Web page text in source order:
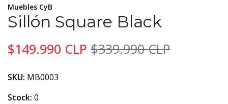
Muebles CyB
Sillón Square Black
$149.990 CLP $339.990 CLP
SKU: MB0003
Stock: 0